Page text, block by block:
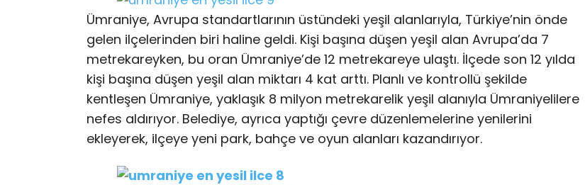
Ümraniye, Avrupa standartlarının üstündeki yeşil alanlarıyla, Türkiye’nin önde
gelen ilçelerinden biri haline geldi. Kişi başına düşen yeşil alan Avrupa’da 7
metrekareyken, bu oran Ümraniye’de 12 metrekareye ulaştı. İlçede son 12 yılda
kişi başına düşen yeşil alan miktarı 4 kat arttı. Planlı ve kontrollü şekilde
kentleşen Ümraniye, yaklaşık 8 milyon metrekarelik yeşil alanıyla Ümraniyelilere
nefes aldırıyor. Belediye, ayrıca yaptığı çevre düzenlemelerine yenilerini
ekleyerek, ilçeye yeni park, bahçe ve oyun alanları kazandırıyor.